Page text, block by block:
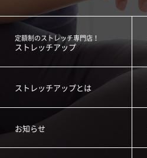
定額制のストレッチ専門店！
ストレッチアップ
ストレッチアップとは
お知らせ